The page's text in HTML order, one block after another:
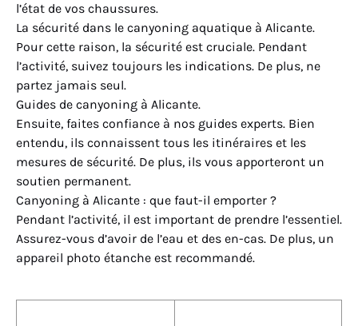
l’état de vos chaussures.
La sécurité dans le canyoning aquatique à Alicante.
Pour cette raison, la sécurité est cruciale. Pendant
l’activité, suivez toujours les indications. De plus, ne
partez jamais seul.
Guides de canyoning à Alicante.
Ensuite, faites confiance à nos guides experts. Bien
entendu, ils connaissent tous les itinéraires et les
mesures de sécurité. De plus, ils vous apporteront un
soutien permanent.
Canyoning à Alicante : que faut-il emporter ?
Pendant l’activité, il est important de prendre l’essentiel.
Assurez-vous d’avoir de l’eau et des en-cas. De plus, un
appareil photo étanche est recommandé.